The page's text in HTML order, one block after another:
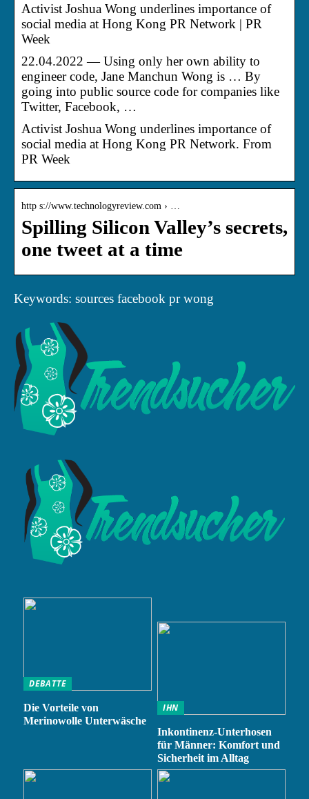
Activist Joshua Wong underlines importance of
social media at Hong Kong PR Network | PR
Week
22.04.2022 — Using only her own ability to
engineer code, Jane Manchun Wong is … By
going into public source code for companies like
Twitter, Facebook, …
Activist Joshua Wong underlines importance of
social media at Hong Kong PR Network. From
PR Week
http s://www.technologyreview.com › …
Spilling Silicon Valley’s secrets,
one tweet at a time
Keywords: sources facebook pr wong
DEBATTE
Die Vorteile von
Merinowolle Unterwäsche
IHN
Inkontinenz-Unterhosen
für Männer: Komfort und
Sicherheit im Alltag